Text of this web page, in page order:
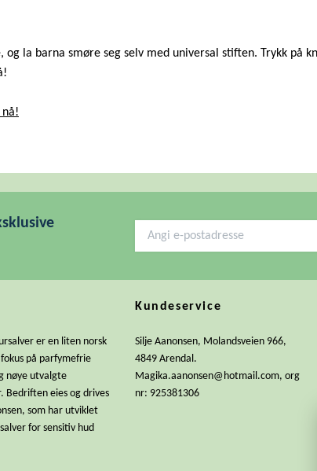
la barna smøre seg selv med universal stiften. Trykk på
nå!
er en liten norsk
på parfymefrie
nøye utvalgte
Bedriften eies og drives
som har utviklet
for sensitiv hud
Kundeservice
Silje Aanonsen, Molandsveien 966,
4849 Arendal.
Magika.aanonsen@hotmail.com, org
nr: 925381306